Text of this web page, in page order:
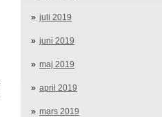
juli 2019
juni 2019
maj 2019
april 2019
mars 2019